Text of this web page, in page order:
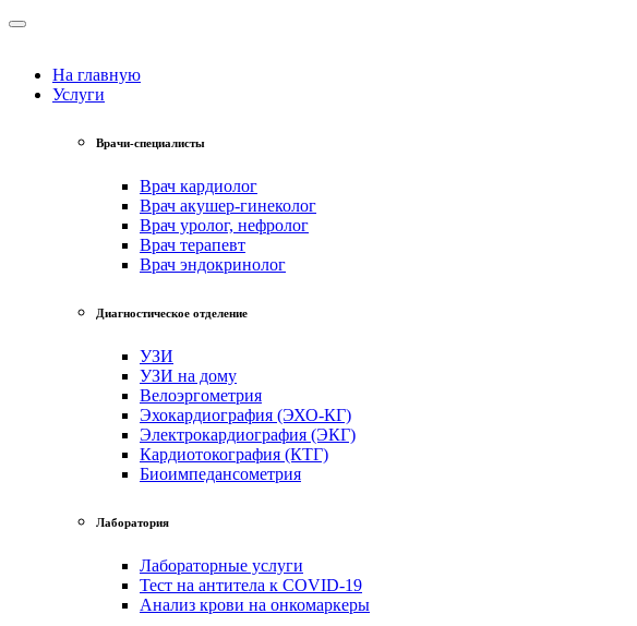
На главную
Услуги
Врачи-специалисты
Врач кардиолог
Врач акушер-гинеколог
Врач уролог, нефролог
Врач терапевт
Врач эндокринолог
Диагностическое отделение
УЗИ
УЗИ на дому
Велоэргометрия
Эхокардиография (ЭХО-КГ)
Электрокардиография (ЭКГ)
Кардиотокография (КТГ)
Биоимпедансометрия
Лаборатория
Лабораторные услуги
Тест на антитела к COVID-19
Анализ крови на онкомаркеры